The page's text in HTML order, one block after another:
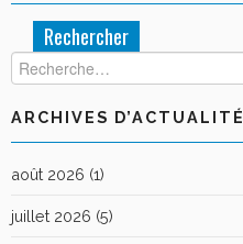
Rechercher :
ARCHIVES D’ACTUALITÉ
août 2026 (1)
juillet 2026 (5)